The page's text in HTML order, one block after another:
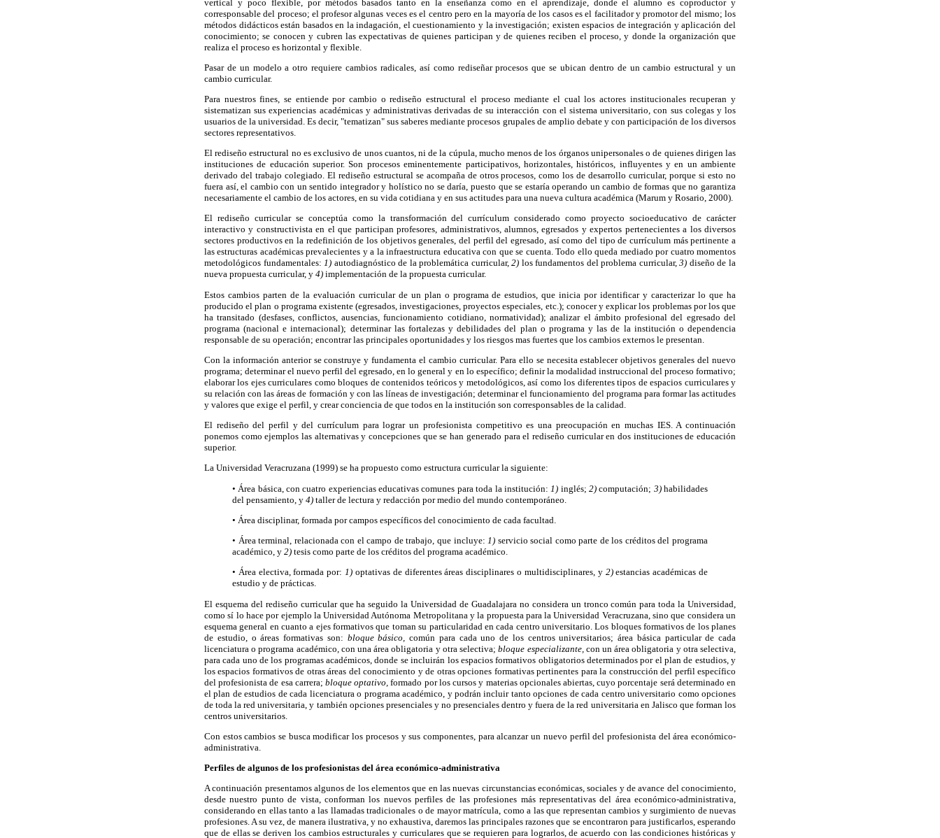
vertical y poco flexible, por métodos basados tanto en la enseñanza como en el aprendizaje, donde el alumno es coproductor y
corresponsable del proceso; el profesor algunas veces es el centro pero en la mayoría de los casos es el facilitador y promotor del mismo; los
métodos didácticos están basados en la indagación, el cuestionamiento y la investigación; existen espacios de integración y aplicación del
conocimiento; se conocen y cubren las expectativas de quienes participan y de quienes reciben el proceso, y donde la organización que
realiza el proceso es horizontal y flexible.
Pasar de un modelo a otro requiere cambios radicales, así como rediseñar procesos que se ubican dentro de un cambio estructural y un
cambio curricular.
Para nuestros fines, se entiende por cambio o rediseño estructural el proceso mediante el cual los actores institucionales recuperan y
sistematizan sus experiencias académicas y administrativas derivadas de su interacción con el sistema universitario, con sus colegas y los
usuarios de la universidad. Es decir, "tematizan" sus saberes mediante procesos grupales de amplio debate y con participación de los diversos
sectores representativos.
El rediseño estructural no es exclusivo de unos cuantos, ni de la cúpula, mucho menos de los órganos unipersonales o de quienes dirigen las
instituciones de educación superior. Son procesos eminentemente participativos, horizontales, históricos, influyentes y en un ambiente
derivado del trabajo colegiado. El rediseño estructural se acompaña de otros procesos, como los de desarrollo curricular, porque si esto no
fuera así, el cambio con un sentido integrador y holístico no se daría, puesto que se estaría operando un cambio de formas que no garantiza
necesariamente el cambio de los actores, en su vida cotidiana y en sus actitudes para una nueva cultura académica (Marum y Rosario, 2000).
El rediseño curricular se conceptúa como la transformación del currículum considerado como proyecto socioeducativo de carácter
interactivo y constructivista en el que participan profesores, administrativos, alumnos, egresados y expertos pertenecientes a los diversos
sectores productivos en la redefinición de los objetivos generales, del perfil del egresado, así como del tipo de currículum más pertinente a
las estructuras académicas prevalecientes y a la infraestructura educativa con que se cuenta. Todo ello queda mediado por cuatro momentos
metodológicos fundamentales:1) autodiagnóstico de la problemática curricular,2) los fundamentos del problema curricular,3) diseño de la
nueva propuesta curricular, y 4) implementación de la propuesta curricular.
Estos cambios parten de la evaluación curricular de un plan o programa de estudios, que inicia por identificar y caracterizar lo que ha
producido el plan o programa existente (egresados, investigaciones, proyectos especiales, etc.); conocer y explicar los problemas por los que
ha transitado (desfases, conflictos, ausencias, funcionamiento cotidiano, normatividad); analizar el ámbito profesional del egresado del
programa (nacional e internacional); determinar las fortalezas y debilidades del plan o programa y las de la institución o dependencia
responsable de su operación; encontrar las principales oportunidades y los riesgos mas fuertes que los cambios externos le presentan.
Con la información anterior se construye y fundamenta el cambio curricular. Para ello se necesita establecer objetivos generales del nuevo
programa; determinar el nuevo perfil del egresado, en lo general y en lo específico; definir la modalidad instruccional del proceso formativo;
elaborar los ejes curriculares como bloques de contenidos teóricos y metodológicos, así como los diferentes tipos de espacios curriculares y
su relación con las áreas de formación y con las líneas de investigación; determinar el funcionamiento del programa para formar las actitudes
y valores que exige el perfil, y crear conciencia de que todos en la institución son corresponsables de la calidad.
El rediseño del perfil y del currículum para lograr un profesionista competitivo es una preocupación en muchas IES. A continuación
ponemos como ejemplos las alternativas y concepciones que se han generado para el rediseño curricular en dos instituciones de educación
superior.
La Universidad Veracruzana (1999) se ha propuesto como estructura curricular la siguiente:
• Área básica, con cuatro experiencias educativas comunes para toda la institución: 1) inglés; 2)computación; 3)habilidades
del pensamiento, y 4) taller de lectura y redacción por medio del mundo contemporáneo.
• Área disciplinar, formada por campos específicos del conocimiento de cada facultad.
• Área terminal, relacionada con el campo de trabajo, que incluye:1) servicio social como parte de los créditos del programa
académico, y 2) tesis como parte de los créditos del programa académico.
• Área electiva, formada por:1) optativas de diferentes áreas disciplinares o multidisciplinares, y 2)estancias académicas de
estudio y de prácticas.
El esquema del rediseño curricular que ha seguido la Universidad de Guadalajara no considera un tronco común para toda la Universidad,
como sí lo hace por ejemplo la Universidad Autónoma Metropolitana y la propuesta para la Universidad Veracruzana, sino que considera un
esquema general en cuanto a ejes formativos que toman su particularidad en cada centro universitario. Los bloques formativos de los planes
de estudio, o áreas formativas son: bloque básico,
común para cada uno de los centros universitarios; área básica particular de cada
licenciatura o programa académico, con una área obligatoria y otra selectiva;bloque especializante, con un área obligatoria y otra selectiva,
para cada uno de los programas académicos, donde se incluirán los espacios formativos obligatorios determinados por el plan de estudios, y
los espacios formativos de otras áreas del conocimiento y de otras opciones formativas pertinentes para la construcción del perfil específico
del profesionista de esa carrera;bloque optativo, formado por los cursos y materias opcionales abiertas, cuyo porcentaje será determinado en
el plan de estudios de cada licenciatura o programa académico, y podrán incluir tanto opciones de cada centro universitario como opciones
de toda la red universitaria, y también opciones presenciales y no presenciales dentro y fuera de la red universitaria en Jalisco que forman los
centros universitarios.
Con estos cambios se busca modificar los procesos y sus componentes, para alcanzar un nuevo perfil del profesionista del área económico-
administrativa.
Perfiles de algunos de los profesionistas del área económico-administrativa
A continuación presentamos algunos de los elementos que en las nuevas circunstancias económicas, sociales y de avance del conocimiento,
desde nuestro punto de vista, conforman los nuevos perfiles de las profesiones más representativas del área económico-administrativa,
considerando en ellas tanto a las llamadas tradicionales o de mayor matrícula, como a las que representan cambios y surgimiento de nuevas
profesiones. A su vez, de manera ilustrativa, y no exhaustiva, daremos las principales razones que se encontraron para justificarlos, esperando
que de ellas se deriven los cambios estructurales y curriculares que se requieren para lograrlos, de acuerdo con las condiciones históricas y